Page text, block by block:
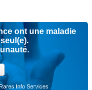
ont une maladie
Info Services